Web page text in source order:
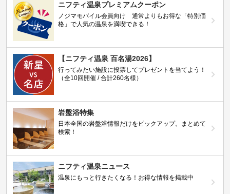
ニフティ温泉プレミアムクーポン
ノジマモバイル会員向け 通常よりもお得な「特別価
格」で人気の温泉を満喫できる！
【ニフティ温泉 百名湯2026】
行ってみたい施設に投票してプレゼントを当てよう！
（全10回開催 / 合計260名様）
岩盤浴特集
日本全国の岩盤浴情報だけをピックアップ。まとめて
検索！
ニフティ温泉ニュース
温泉にもっと行きたくなる！お得な情報を掲載中